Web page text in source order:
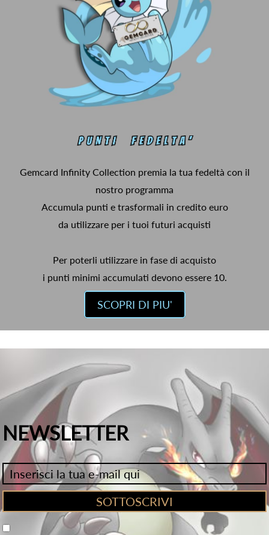
Gemcard Infinity Collection premia la tua fedeltà con il
nostro programma
Accumula punti e trasformali in credito euro
da utilizzare per i tuoi futuri acquisti
Per poterli utilizzare in fase di acquisto
i punti minimi accumulati devono essere 10.
SCOPRI DI PIU'
NEWSLETTER